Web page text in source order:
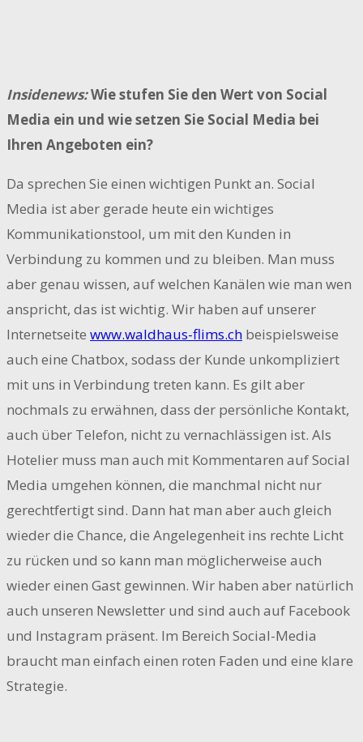
Insidenews:Wie stufen Sie den Wert von Social
Media ein und wie setzen Sie Social Media bei
Ihren Angeboten ein?
Da sprechen Sie einen wichtigen Punkt an. Social
Media ist aber gerade heute ein wichtiges
Kommunikationstool, um mit den Kunden in
Verbindung zu kommen und zu bleiben. Man muss
aber genau wissen, auf welchen Kanälen wie man wen
anspricht, das ist wichtig. Wir haben auf unserer
Internetseite www.waldhaus-flims.ch beispielsweise
auch eine Chatbox, sodass der Kunde unkompliziert
mit uns in Verbindung treten kann. Es gilt aber
nochmals zu erwähnen, dass der persönliche Kontakt,
auch über Telefon, nicht zu vernachlässigen ist. Als
Hotelier muss man auch mit Kommentaren auf Social
Media umgehen können, die manchmal nicht nur
gerechtfertigt sind. Dann hat man aber auch gleich
wieder die Chance, die Angelegenheit ins rechte Licht
zu rücken und so kann man möglicherweise auch
wieder einen Gast gewinnen. Wir haben aber natürlich
auch unseren Newsletter und sind auch auf Facebook
und Instagram präsent. Im Bereich Social-Media
braucht man einfach einen roten Faden und eine klare
Strategie.